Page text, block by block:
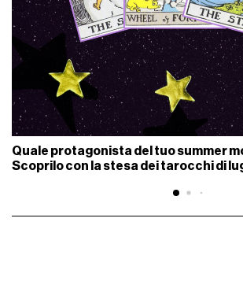
Quale protagonista del tuo summer
Scoprilo con la stesa dei tarocchi di